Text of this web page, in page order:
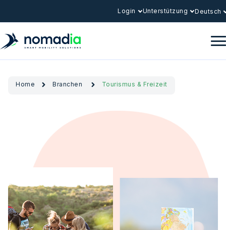
Login Unterstützung Deutsch
Home Branchen Tourismus & Freizeit